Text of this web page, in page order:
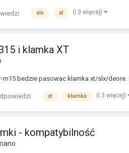
slx xt (i 3 więcej)
i klamka XT
m15 bedzie pasowac klamka xt/slx/
xt klamka (i 3 więcej)
- kompatybilność